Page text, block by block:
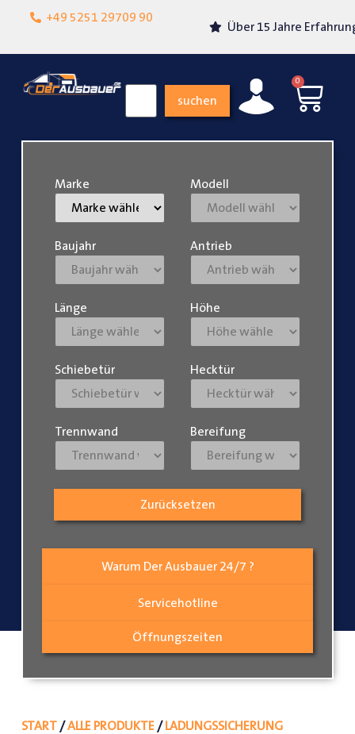
+49 5251 29709 90
Lokalgeschäft in
Über 15 Jahre Erfahrung
suchen
0
Warum Der Ausbauer 24/7 ?
Servicehotline
Öffnungszeiten
Marke Modell
Baujahr Antrieb
Länge Höhe
Schiebetür Hecktür
Trennwand Bereifung
Zurücksetzen
START/ALLE PRODUKTE/LADUNGSSICHERUNG